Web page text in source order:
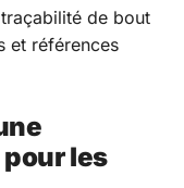
de bout
et références
les